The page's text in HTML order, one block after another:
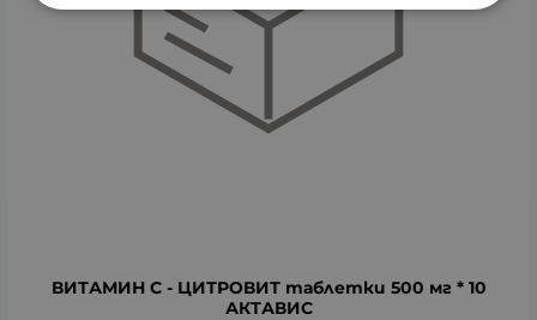
ВИТАМИН С - ЦИТРОВИТ таблетки 500 мг * 10
АКТАВИС